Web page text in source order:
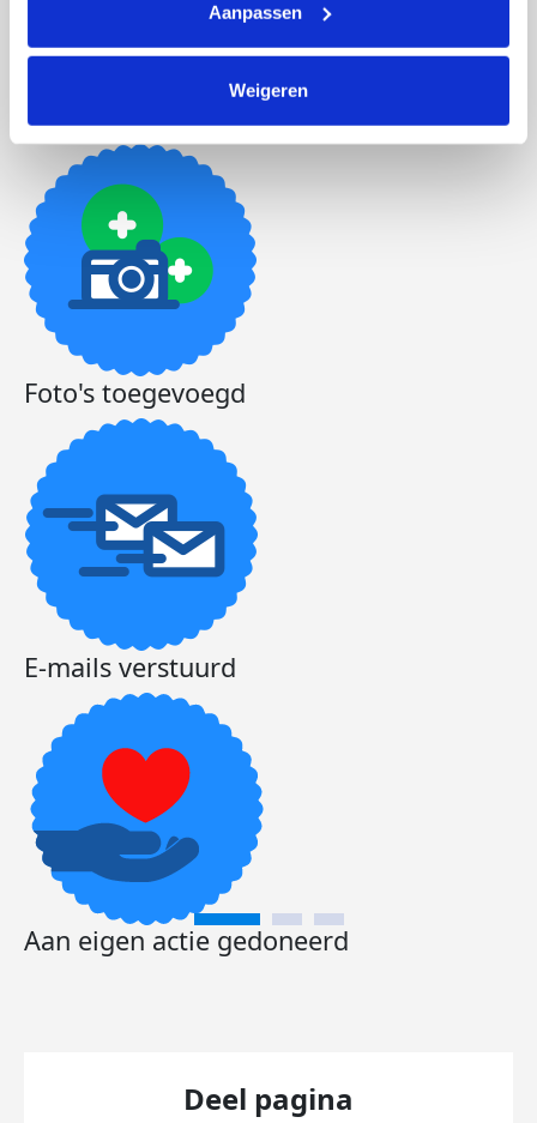
Aanpassen
Weigeren
Actiepagina gemaakt
Foto's toegevoegd
E-mails verstuurd
Aan eigen actie gedoneerd
Deel pagina